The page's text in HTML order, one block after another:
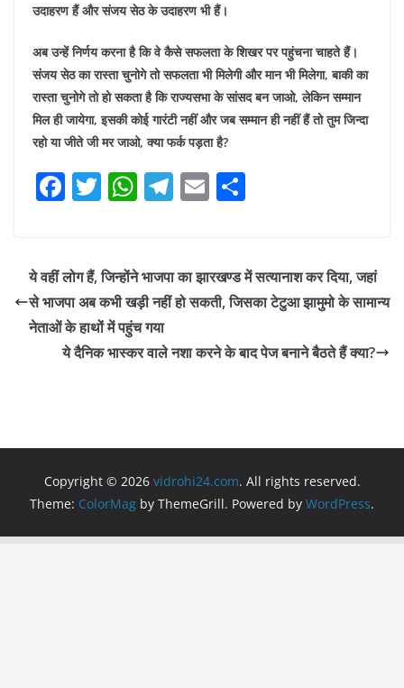
उदाहरण हैं और संजय सेठ के उदाहरण भी हैं।
अब उन्हें निर्णय करना है कि वे कैसे सफलता के शिखर पर पहुंचना चाहते हैं।
संजय सेठ का रास्ता चुनोगे तो सफलता भी मिलेगी और मान भी मिलेगा, बाकी का
रास्ता चुनोगे तो हो सकता है कि राज्यसभा के सांसद बन जाओ, लेकिन सम्मान
मिल ही जायेगा, इसकी कोई गारंटी नहीं और जब सम्मान ही नहीं हैं तो तुम जिन्दा
रहो या जीते जी मर जाओ, क्या फर्क पड़ता है?
F
e
b
o
o
T
er
W
s
A
p
p
T
gr
a
E
l e
ये वहीं लोग हैं, जिन्होंने भाजपा का झारखण्ड में सत्यानाश कर दिया, जहां
से भाजपा अब कभी खड़ी नहीं हो सकती, जिसका टेटुआ झामुमो के सामान्य
नेताओं के हाथों में पहुंच गया
ये दैनिक भास्कर वाले नशा करने के बाद पेज बनाने बैठते हैं क्या?
Copyright © 2026 vidrohi24.com. All rights reserved.
Theme: ColorMag by ThemeGrill. Powered by WordPress.